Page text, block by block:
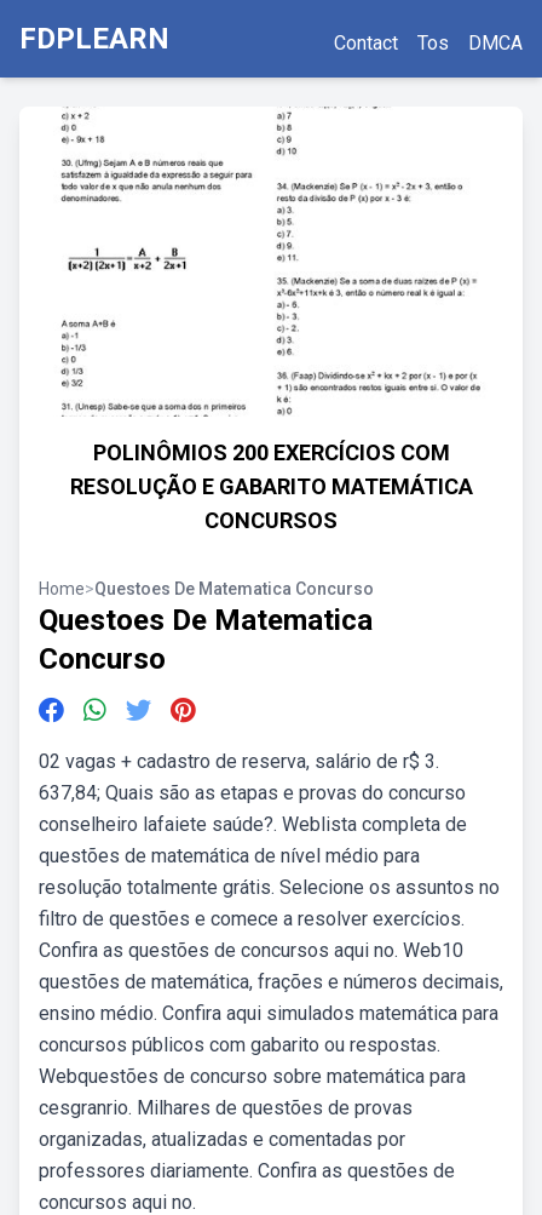
FDPLEARN Contact Tos DMCA
POLINÔMIOS 200 EXERCÍCIOS COM
RESOLUÇÃO E GABARITO MATEMÁTICA
CONCURSOS
Home>Questoes De Matematica Concurso
Questoes De Matematica
Concurso
02 vagas + cadastro de reserva, salário de r$ 3.
637,84; Quais são as etapas e provas do concurso
conselheiro lafaiete saúde?. Weblista completa de
questões de matemática de nível médio para
resolução totalmente grátis. Selecione os assuntos no
filtro de questões e comece a resolver exercícios.
Confira as questões de concursos aqui no. Web10
questões de matemática, frações e números decimais,
ensino médio. Confira aqui simulados matemática para
concursos públicos com gabarito ou respostas.
Webquestões de concurso sobre matemática para
cesgranrio. Milhares de questões de provas
organizadas, atualizadas e comentadas por
professores diariamente. Confira as questões de
concursos aqui no.